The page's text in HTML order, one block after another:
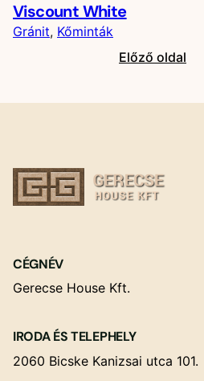
Viscount White
Gránit, Kőminták
Előző oldal
CÉGNÉV
Gerecse House Kft.
IRODA ÉS TELEPHELY
2060 Bicske Kanizsai utca 101.